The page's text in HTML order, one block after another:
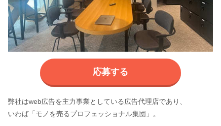
応募する
弊社はweb広告を主力事業としている広告代理店であり、
いわば「モノを売るプロフェッショナル集団」。